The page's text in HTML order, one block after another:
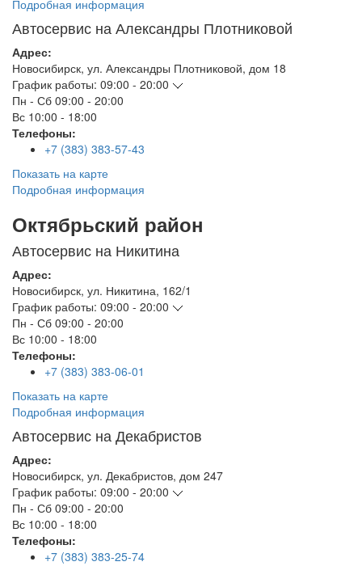
Подробная информация
Автосервис на Александры Плотниковой
Адрес:
Новосибирск, ул. Александры Плотниковой, дом 18
График работы: 09:00 - 20:00
Пн - Сб 09:00 - 20:00
Вс 10:00 - 18:00
Телефоны:
+7 (383) 383-57-43
Показать на карте
Подробная информация
Октябрьский район
Автосервис на Никитина
Адрес:
Новосибирск, ул. Никитина, 162/1
График работы: 09:00 - 20:00
Пн - Сб 09:00 - 20:00
Вс 10:00 - 18:00
Телефоны:
+7 (383) 383-06-01
Показать на карте
Подробная информация
Автосервис на Декабристов
Адрес:
Новосибирск, ул. Декабристов, дом 247
График работы: 09:00 - 20:00
Пн - Сб 09:00 - 20:00
Вс 10:00 - 18:00
Телефоны:
+7 (383) 383-25-74